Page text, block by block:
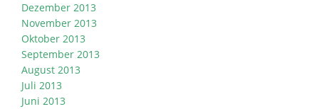
Dezember 2013
November 2013
Oktober 2013
September 2013
August 2013
Juli 2013
Juni 2013